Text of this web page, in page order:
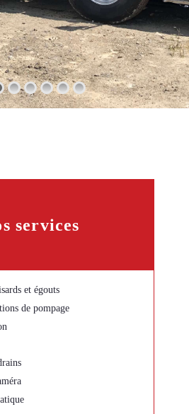
services
et égouts
de pompage